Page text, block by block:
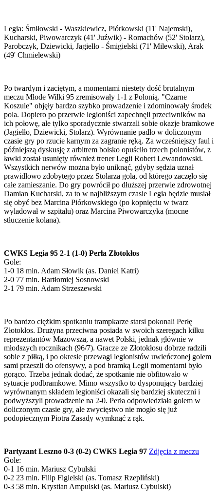
Legia: Śmiłowski - Waszkiewicz, Piórkowski (11' Najemski),
Kucharski, Piwowarczyk (41' Juźwik) - Romachów (52' Stolarz),
Parobczyk, Dziewicki, Jagiełło - Śmigielski (71' Milewski), Arak
(49' Chmielewski)
Po twardym i zaciętym, a momentami niestety dość brutalnym
meczu Młode Wilki 95 zremisowały 1-1 z Polonią. "Czarne
Koszule" objęły bardzo szybko prowadzenie i zdominowały środek
pola. Dopiero po przerwie legioniści zapechnęli przeciwników na
ich połowę, ale tylko sporadycznie stwarzali sobie okazje bramkowe
(Jagiełło, Dziewicki, Stolarz). Wyrównanie padło w doliczonym
czasie gry po rzucie karnym za zagranie ręką. Za wcześniejszy faul i
późniejszą dyskusję z arbitrem boisko opuściło trzech polonistów, z
ławki został usunięty również trener Legii Robert Lewandowski.
Wszystkich nerwów można było uniknąć, gdyby sędzia uznał
prawidłowo zdobytego przez Stolarza gola, od którego zaczęło się
całe zamieszanie. Do gry powrócił po dłuższej przerwie zdrowotnej
Damian Kucharski, za to w najbliższym czasie Legia będzie musiał
się obyć bez Marcina Piórkowskiego (po kopnięciu w twarz
wyladował w szpitalu) oraz Marcina Piwowarczyka (mocne
stłuczenie kolana).
CWKS Legia 95 2-1 (1-0) Perła Złotokłos
Gole:
1-0 18 min. Adam Słowik (as. Daniel Katri)
2-0 77 min. Bartłomiej Sosnowski
2-1 79 min. Adam Strzeszewski
Po bardzo ciężkim spotkaniu trampkarze starsi pokonali Perłę
Złotokłos. Drużyna przeciwna posiada w swoich szeregach kilku
reprezentantów Mazowsza, a nawet Polski, jednak głównie w
młodszych rocznikach (96/7). Gracze ze Złotokłosu dobrze radzili
sobie z piłką, i po okresie przewagi legionistów uwieńczonej golem
sami przeszli do ofensywy, a pod bramką Legii momentami było
gorąco. Trzeba jednak dodać, że spotkanie nie obfitowało w
sytuacje podbramkowe. Mimo wszystko to dysponujący bardziej
wyrównanym składem legioniści okazali się bardziej skuteczni i
podwyższyli prowadzenie na 2-0. Perła odpowiedziała golem w
doliczonym czasie gry, ale zwycięstwo nie mogło się już
podopiecznym Piotra Zasady wymknąć z rąk.
Partyzant Leszno 0-3 (0-2) CWKS Legia 97 Zdjęcia z meczu
Gole:
0-1 16 min. Mariusz Cybulski
0-2 23 min. Filip Figielski (as. Tomasz Rzepliński)
0-3 58 min. Krystian Ampulski (as. Mariusz Cybulski)